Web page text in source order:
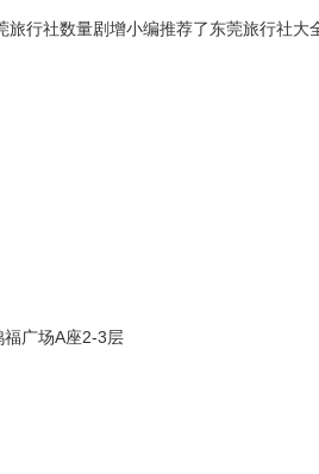
旅行社数量剧增小编推荐了东莞旅行社大
广场A座2-3层